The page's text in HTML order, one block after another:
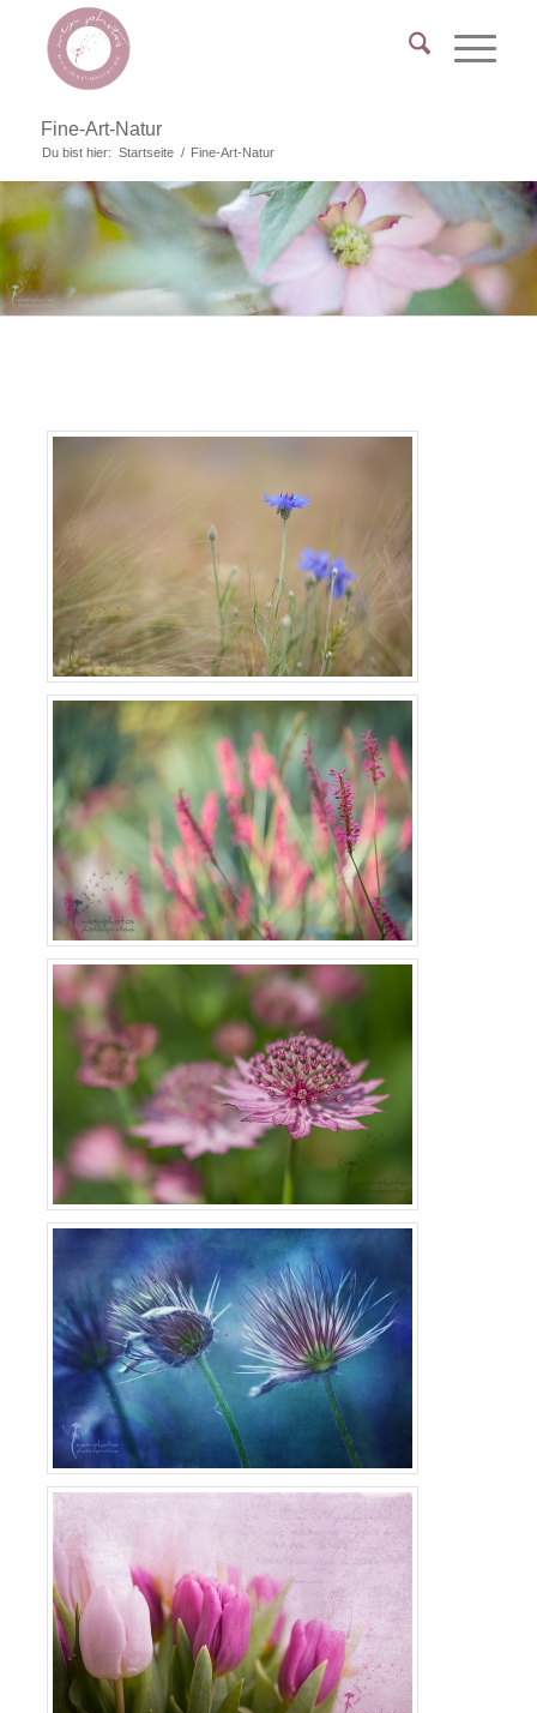
Fine-Art-Natur
Du bist hier: Startseite / Fine-Art-Natur